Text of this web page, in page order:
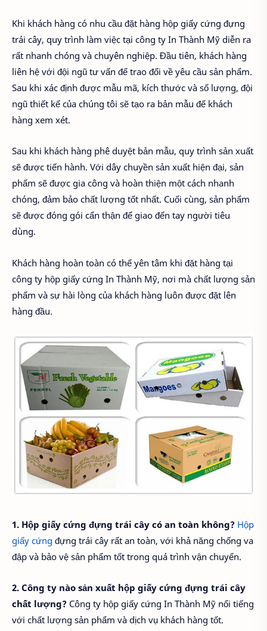
Khi khách hàng có nhu cầu đặt hàng hộp giấy cứng đựng
trái cây, quy trình làm việc tại công ty In Thành Mỹ diễn ra
rất nhanh chóng và chuyên nghiệp. Đầu tiên, khách hàng
liên hệ với đội ngũ tư vấn để trao đổi về yêu cầu sản phẩm.
Sau khi xác định được mẫu mã, kích thước và số lượng, đội
ngũ thiết kế của chúng tôi sẽ tạo ra bản mẫu để khách
hàng xem xét.
Sau khi khách hàng phê duyệt bản mẫu, quy trình sản xuất
sẽ được tiến hành. Với dây chuyền sản xuất hiện đại, sản
phẩm sẽ được gia công và hoàn thiện một cách nhanh
chóng, đảm bảo chất lượng tốt nhất. Cuối cùng, sản phẩm
sẽ được đóng gói cẩn thận để giao đến tay người tiêu
dùng.
Khách hàng hoàn toàn có thể yên tâm khi đặt hàng tại
công ty hộp giấy cứng In Thành Mỹ, nơi mà chất lượng sản
phẩm và sự hài lòng của khách hàng luôn được đặt lên
hàng đầu.
1. Hộp giấy cứng đựng trái cây có an toàn không? Hộp
giấy cứng đựng trái cây rất an toàn, với khả năng chống va
đập và bảo vệ sản phẩm tốt trong quá trình vận chuyển.
2. Công ty nào sản xuất hộp giấy cứng đựng trái cây
chất lượng? Công ty hộp giấy cứng In Thành Mỹ nổi tiếng
với chất lượng sản phẩm và dịch vụ khách hàng tốt.